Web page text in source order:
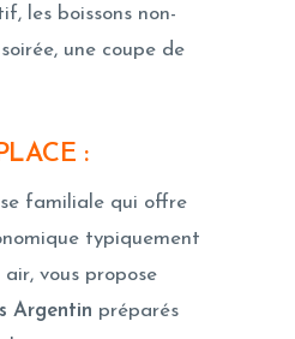
les boissons non-
une coupe de
:
familiale qui offre
typiquement
vous propose
Argentin préparés